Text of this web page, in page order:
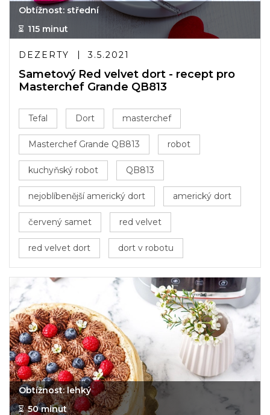
Obtížnost: střední
115 minut
DEZERTY 3.5.2021
Sametový Red velvet dort - recept pro
Masterchef Grande QB813
Tefal Dort masterchef
Masterchef Grande QB813 robot
kuchyňský robot QB813
nejoblíbenější americký dort americký dort
červený samet red velvet
red velvet dort dort v robotu
Obtížnost: lehký
50 minut